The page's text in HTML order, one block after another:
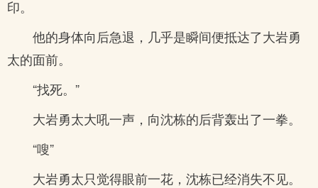
印。
他的身体向后急退，几乎是瞬间便抵达了大岩勇
太的面前。
“找死。”
大岩勇太大吼一声，向沈栋的后背轰出了一拳。
“嗖”
大岩勇太只觉得眼前一花，沈栋已经消失不见。